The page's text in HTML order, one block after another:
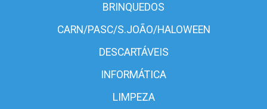
BRINQUEDOS
CARN/PASC/S.JOÃO/HALOWEEN
DESCARTÁVEIS
INFORMÁTICA
LIMPEZA